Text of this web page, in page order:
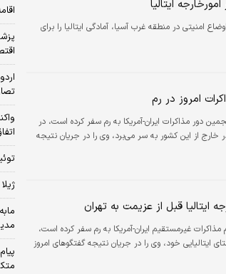
ایتالیا
امنیتی در منطقه غرب آسیا، آمادگی ایتالیا را برای
امروز در رم
دور مذاکرات ایران-آمریکا به رم سفر کرده است، در
خارج از این کشور به سر می‌برد، وی را در جریان نتیجه
ایتالیا قبل از عزیمت به تهران
غیرمستقیم ایران-آمریکا به رم سفر کرده است،
خود، وی را در جریان نتیجه گفتگوهای امروز